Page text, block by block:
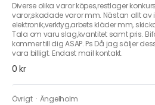
Diverse olika varor köpes,restlager
varor,skadade varor mm. Nästan allt av
elektronik,verktyg,arbets kläder mm,
Tala om varu slag,kvantitet samt pris.
kommer till dig ASAP. Ps Då jag säljer
vara billigt. Endast mail kontakt.
0 kr
Övrigt · Ängelholm